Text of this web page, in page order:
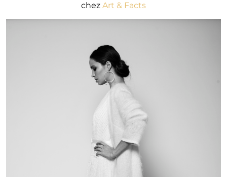
chez Art & Facts